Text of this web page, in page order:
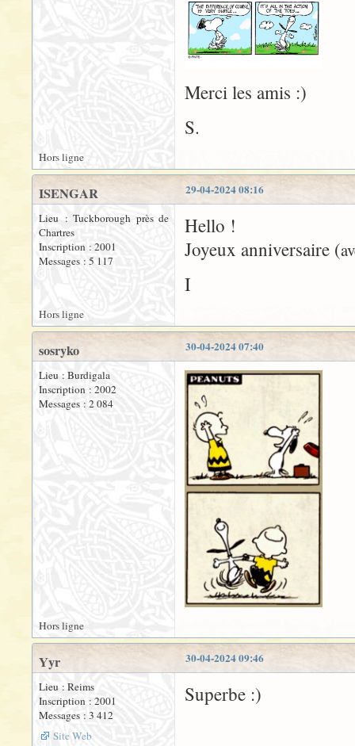
Merci les amis :)
S.
Hors ligne
29-04-2024 08:16
ISENGAR
Lieu : Tuckborough près de
Chartres
Inscription : 2001
Messages : 5 117
Hello !
Joyeux anniversaire (
I
Hors ligne
30-04-2024 07:40
sosryko
Lieu : Burdigala
Inscription : 2002
Messages : 2 084
Hors ligne
30-04-2024 09:46
Yyr
Lieu : Reims
Inscription : 2001
Messages : 3 412
Site Web
Superbe :)